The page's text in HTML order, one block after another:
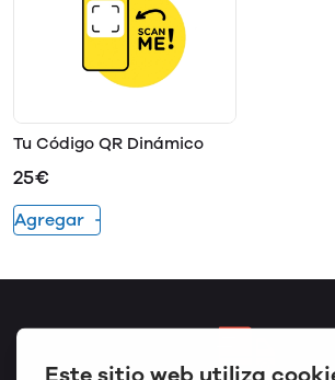
Tu Código QR Dinámico
25€
Agregar